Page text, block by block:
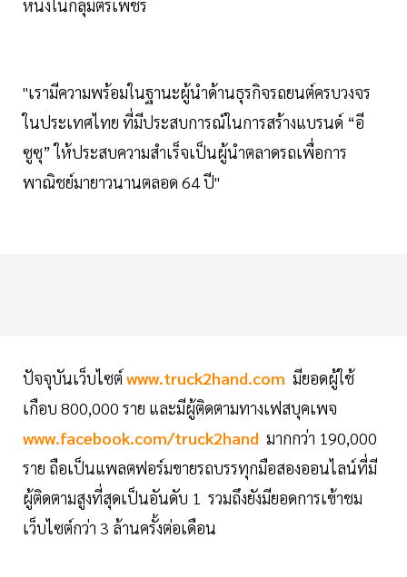
หนึ่งในกลุ่มตรีเพชร
"เรามีความพร้อมในฐานะผู้นำด้านธุรกิจรถยนต์ครบวงจร
ในประเทศไทย ที่มีประสบการณ์ในการสร้างแบรนด์ “อี
ซูซุ” ให้ประสบความสำเร็จเป็นผู้นำตลาดรถเพื่อการ
พาณิชย์มายาวนานตลอด 64 ปี"
ปัจจุบันเว็บไซต์ www.truck2hand.com มียอดผู้ใช้
เกือบ 800,000 ราย และมีผู้ติดตามทางเฟสบุคเพจ
www.facebook.com/truck2hand มากกว่า 190,000
ราย ถือเป็นแพลตฟอร์มขายรถบรรทุกมือสองออนไลน์ที่มี
ผู้ติดตามสูงที่สุดเป็นอันดับ 1 รวมถึงยังมียอดการเข้าชม
เว็บไซต์กว่า 3 ล้านครั้งต่อเดือน